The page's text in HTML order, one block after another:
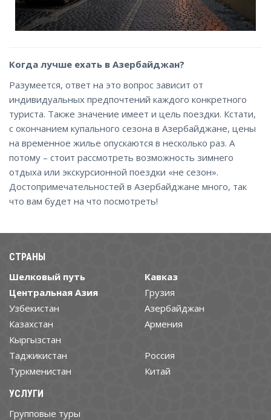
Когда лучше ехать в Азербайджан?
Разумеется, ответ на это вопрос зависит от
индивидуальных предпочтений каждого конкретного
туриста. Также значение имеет и цель поездки. Кстати,
с окончанием купального сезона в Азербайджане, цены
на временное жилье опускаются в несколько раз. А
потому – стоит рассмотреть возможность зимнего
отдыха или экскурсионной поездки «не сезон».
Достопримечательностей в Азербайджане много, так
что вам будет на что посмотреть!
СТРАНЫ
Шелковый путь
Центральная Азия
Узбекистан
Казахстан
Кыргызстан
Таджикистан
Туркменистан
Кавказ
Грузия
Азербайджан
Армения
Россия
Китай
УСЛУГИ
Групповые туры